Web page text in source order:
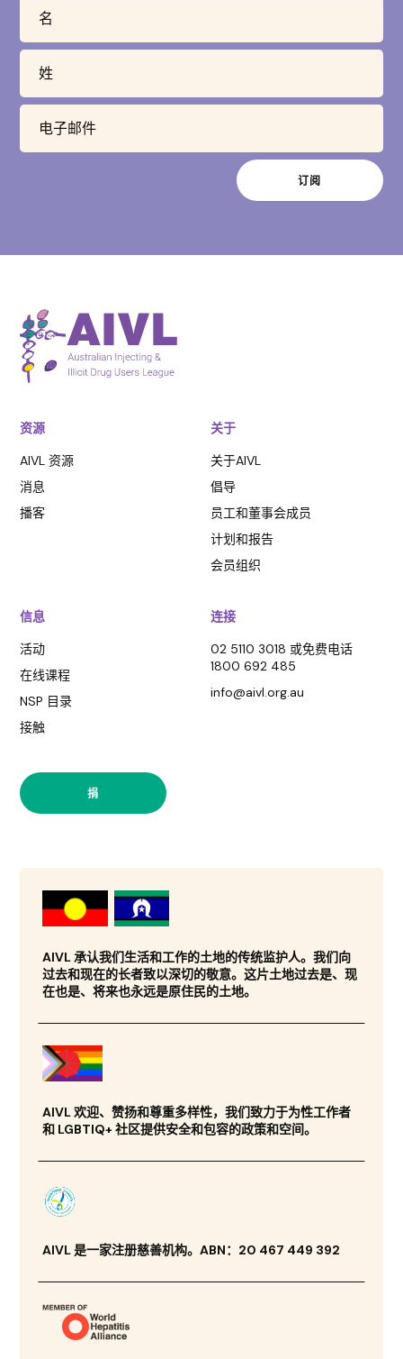
资源
AIVL 资源
消息
播客
关于
关于AIVL
倡导
员工和董事会成员
计划和报告
会员组织
信息
活动
在线课程
NSP 目录
接触
连接
02 5110 3018 或免费电话
1800 692 485
info@aivl.org.au
捐
AIVL 承认我们生活和工作的土地的传统监护人。我们向
过去和现在的长者致以深切的敬意。这片土地过去是、现
在也是、将来也永远是原住民的土地。
AIVL 欢迎、赞扬和尊重多样性，我们致力于为性工作者
和 LGBTIQ+ 社区提供安全和包容的政策和空间。
AIVL 是一家注册慈善机构。ABN：20 467 449 392